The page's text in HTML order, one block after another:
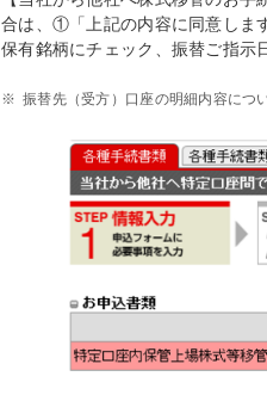
合は、①「上記の内容に同意し
保有銘柄にチェック、振替ご指示
※ 振替先（受方）口座の明細内容につ